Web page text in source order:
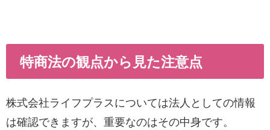
特商法の観点から見た注意点
株式会社ライフプラスについては法人としての情報
は確認できますが、重要なのはその中身です。